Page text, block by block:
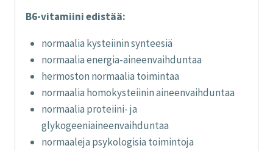
B6-vitamiini edistää:
normaalia kysteiinin synteesiä
normaalia energia-aineenvaihduntaa
hermoston normaalia toimintaa
normaalia homokysteiinin aineenvaihduntaa
normaalia proteiini- ja
glykogeeniaineenvaihduntaa
normaaleja psykologisia toimintoja